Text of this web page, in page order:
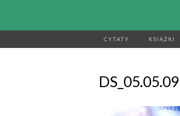
CYTATY KSIĄŻKI